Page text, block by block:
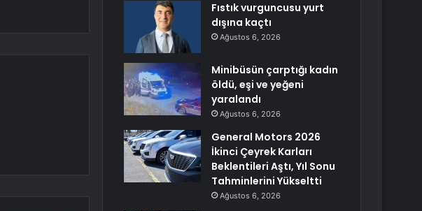
Fıstık vurguncusu yurt
dışına kaçtı
Ağustos 6, 2026
Minibüsün çarptığı kadın
öldü, eşi ve yeğeni
yaralandı
Ağustos 6, 2026
General Motors 2026
İkinci Çeyrek Karları
Beklentileri Aştı, Yıl Sonu
Tahminlerini Yükseltti
Ağustos 6, 2026